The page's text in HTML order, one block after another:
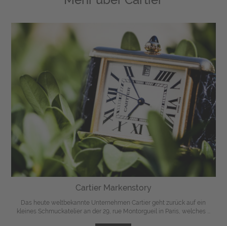
Cartier Markenstory
Das heute weltbekannte Unternehmen Cartier geht zurück auf ein
kleines Schmuckatelier an der 29, rue Montorgueil in Paris, welches ...